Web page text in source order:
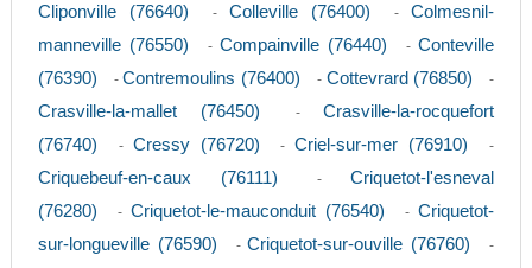
Cliponville (76640) - Colleville (76400) -Colmesnil-
manneville (76550)
- Compainville (76440) -Conteville
(76390)
-Contremoulins (76400) - Cottevrard (76850) -
Crasville-la-mallet (76450) -Crasville-la-rocquefort
(76740)
- Cressy (76720) -Criel-sur-mer (76910) -
Criquebeuf-en-caux (76111) -Criquetot-l'esneval
(76280)
- Criquetot-le-mauconduit (76540) -Criquetot-
sur-longueville (76590)
-Criquetot-sur-ouville (76760) -